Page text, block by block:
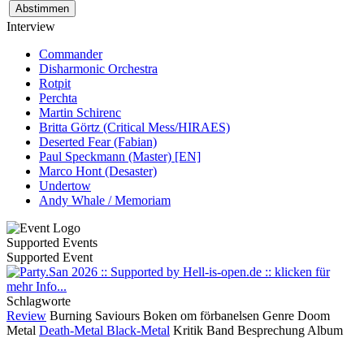
Interview
Commander
Disharmonic Orchestra
Rotpit
Perchta
Martin Schirenc
Britta Görtz (Critical Mess/HIRAES)
Deserted Fear (Fabian)
Paul Speckmann (Master) [EN]
Marco Hont (Desaster)
Undertow
Andy Whale / Memoriam
Supported Events
Supported Event
Schlagworte
Review Burning Saviours Boken om förbanelsen Genre Doom
Metal Death-Metal Black-Metal Kritik Band Besprechung Album